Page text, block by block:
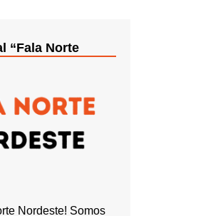
“Fala Norte
Nordeste! Somos